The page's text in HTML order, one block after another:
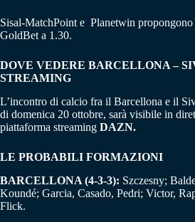
Sisal-MatchPoint e Planetwin propongono
GoldBet a 1.30.
DOVE VEDERE BARCELLONA –
STREAMING
L’incontro di calcio fra il Barcellona e il
di domenica 20 ottobre, sarà visibile in
piattaforma streaming DAZN.
LE PROBABILI FORMAZIONI
BARCELLONA (4-3-3): Szczesny;
Koundé; Garcia, Casado, Pedri; Victor,
Flick.